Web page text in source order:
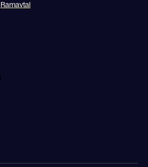
Ramavtal